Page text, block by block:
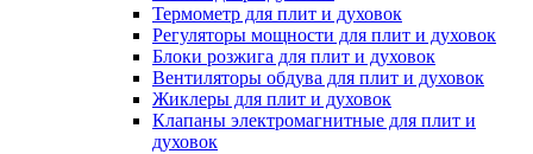
Термометр для плит и духовок
Регуляторы мощности для плит и духовок
Блоки розжига для плит и духовок
Вентиляторы обдува для плит и духовок
Жиклеры для плит и духовок
Клапаны электромагнитные для плит и
духовок